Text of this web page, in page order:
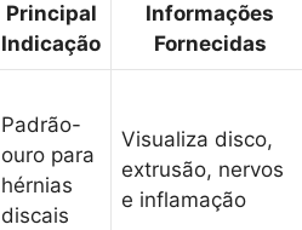
Principal
Indicação
Informações
Fornecidas
Padrão-
ouro para
hérnias
discais
Visualiza disco,
extrusão, nervos
e inflamação